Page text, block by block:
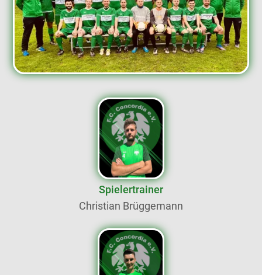
Spielertrainer
Christian Brüggemann